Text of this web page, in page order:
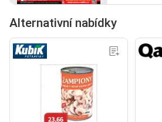
Alternativní nabídky